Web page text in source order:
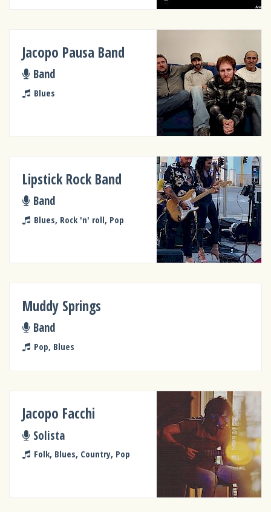
Jacopo Pausa Band
Band
Blues
Lipstick Rock Band
Band
Blues, Rock 'n' roll, Pop
Muddy Springs
Band
Pop, Blues
Jacopo Facchi
Solista
Folk, Blues, Country, Pop